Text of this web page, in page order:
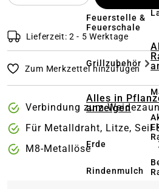
Feuerstelle &
Feuerschale
Grillzubehör
Alles in
anzeigen
Erde
Rindenmulch
Lieferzeit: 2 - 5 Werktage
Zum Merkzettel hinzufügen
Verbindung zum
Für Metalldraht, Litze, Seil
M8-Metallöse